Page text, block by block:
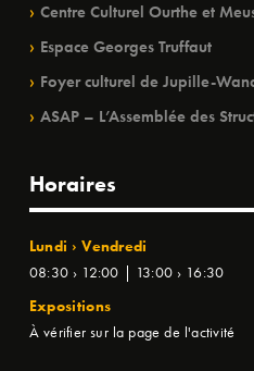
Centre Culturel Ourthe et
Espace Georges Truffaut
Foyer culturel de Jupille-
ASAP – L’Assemblée des
Horaires
Lundi › Vendredi
08:30 › 12:00 | 13:00 › 16:30
Expositions
À vérifier sur la page de l'activité